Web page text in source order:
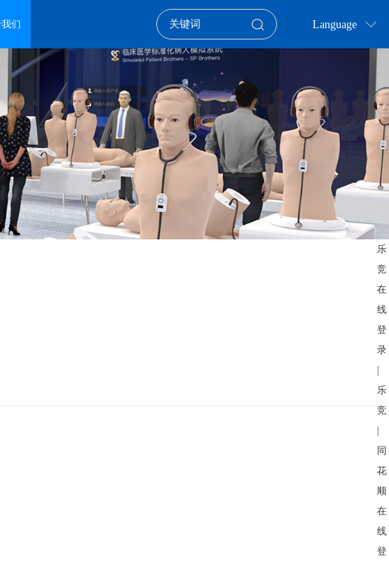
们 Language
乐
竞
在
线
登
录
乐
竞
同
花
顺
在
线
登